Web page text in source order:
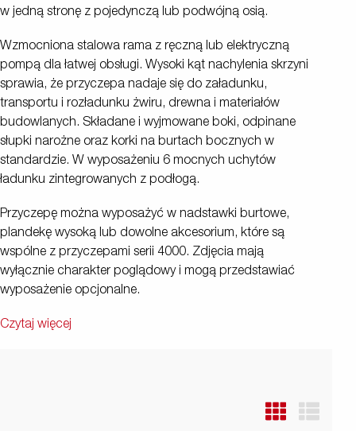
w jedną stronę z pojedynczą lub podwójną osią.
Wzmocniona stalowa rama z ręczną lub elektryczną
pompą dla łatwej obsługi. Wysoki kąt nachylenia skrzyni
sprawia, że przyczepa nadaje się do załadunku,
transportu i rozładunku żwiru, drewna i materiałów
budowlanych. Składane i wyjmowane boki, odpinane
słupki narożne oraz korki na burtach bocznych w
standardzie. W wyposażeniu 6 mocnych uchytów
ładunku zintegrowanych z podłogą.
Przyczepę można wyposażyć w nadstawki burtowe,
plandekę wysoką lub dowolne akcesorium, które są
wspólne z przyczepami serii 4000. Zdjęcia mają
wyłącznie charakter poglądowy i mogą przedstawiać
wyposażenie opcjonalne.
Czytaj więcej